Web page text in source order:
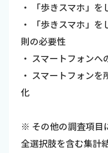
・ 「歩きスマホ」
・ 「歩きスマホ」
則の必要性
・ スマートフォンへ
・ スマートフォン
化
※ その他の調査項目
全選択肢を含む集計